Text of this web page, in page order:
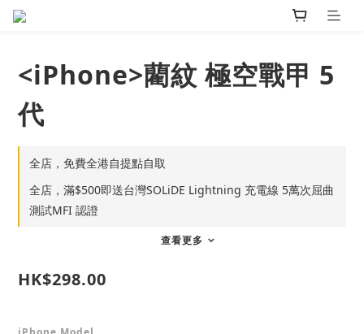
<iPhone>藺紋 極空戰甲 5
代
全店，免費全港自提點自取
全店，滿$500即送台灣SOLiDE Lightning 充電線 5萬次屈曲
測試MFI 認證
查看更多
HK$298.00